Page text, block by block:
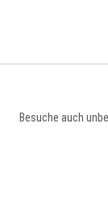
Besuche auch